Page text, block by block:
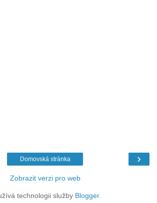
›
Domovská stránka
Zobrazit verzi pro web
technologii služby Blogger.